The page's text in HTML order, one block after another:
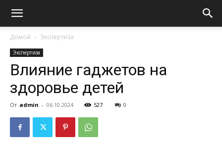
Домой Экспертиза
Экспертиза
Влияние гаджетов на
здоровье детей
От admin - 06.10.2024 527 0